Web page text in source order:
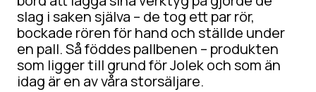
slag i saken själva – de tog ett par rör,
bockade rören för hand och ställde under
en pall. Så föddes pallbenen – produkten
som ligger till grund för Jolek och som än
idag är en av våra storsäljare.